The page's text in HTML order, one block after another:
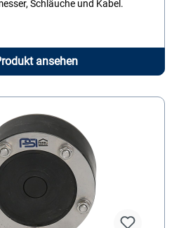
Schläuche und Kabel.
ansehen